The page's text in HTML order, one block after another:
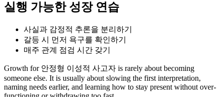
실행 가능한 성장 연습
사실과 감정적 추론을 분리하기
갈등 시 먼저 욕구를 확인하기
매주 관계 점검 시간 갖기
Growth for 안정형 이성적 사고자 is rarely about becoming
someone else. It is usually about slowing the first interpretation,
naming needs earlier, and learning how to stay present without over-